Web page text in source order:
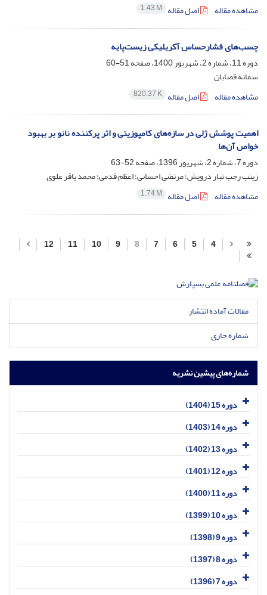
مشاهده مقاله
اصل مقاله 1.43 M
چسب‌های فشارحساس آکریلیکی زیست‌پایه
دوره 11، شماره 2، شهریور 1400، صفحه
51-60
سمانه قصابان
مشاهده مقاله
اصل مقاله 820.37 K
اهمیت پوشش ‌ژلی در سازه‌های کامپوزیتی و اثر پرکننده نانو بر بهبود
خواص آن‌ها
دوره 7، شماره 2، شهریور 1396، صفحه
52-63
زینب رجب تبار درویش؛ مرتضی احسانی؛ اعظم قدمی؛ محمد یاقر علوی
مشاهده مقاله
اصل مقاله 1.74 M
4
5
6
7
8
9
10
11
12
مقالات آماده انتشار
شماره جاری
شماره‌های پیشین نشریه
دوره 15 (1404)
دوره 14 (1403)
دوره 13 (1402)
دوره 12 (1401)
دوره 11 (1400)
دوره 10 (1399)
دوره 9 (1398)
دوره 8 (1397)
دوره 7 (1396)